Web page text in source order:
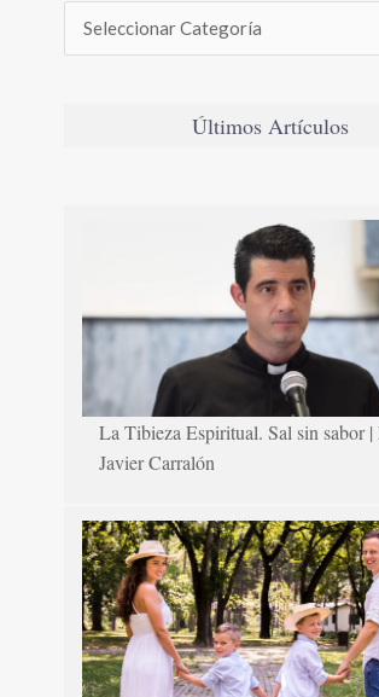
Últimos Artículos
La Tibieza Espiritual. Sal sin sabor |
Javier Carralón